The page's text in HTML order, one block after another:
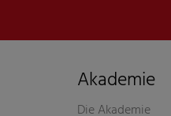
Akademie
Die Akademie